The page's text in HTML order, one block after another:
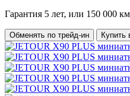
Гарантия 5 лет, или 150 000
Обменять по трейд-ин Купить